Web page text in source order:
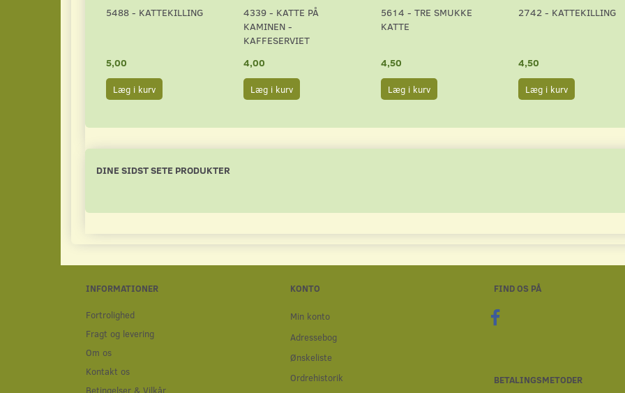
5488 - KATTEKILLING
5,00
Læg i kurv
4339 - KATTE PÅ
KAMINEN -
KAFFESERVIET
4,00
Læg i kurv
5614 - TRE SMUKKE
KATTE
4,50
Læg i kurv
2742 - KATTEKILLING
4,50
Læg i kurv
DINE SIDST SETE PRODUKTER
INFORMATIONER
Fortrolighed
Fragt og levering
Om os
Kontakt os
Betingelser & Vilkår
KONTO
Min konto
Adressebog
Ønskeliste
Ordrehistorik
FIND OS PÅ
BETALINGSMETODER